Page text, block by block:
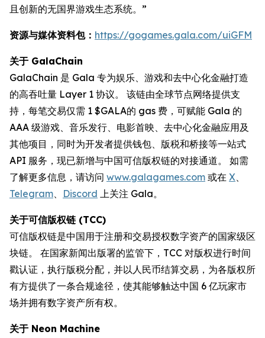
且创新的无国界游戏生态系统。”
资源与媒体资料包： https://gogames.gala.com/uiGFM
关于 GalaChain
GalaChain 是 Gala 专为娱乐、游戏和去中心化金融打造
的高吞吐量 Layer 1 协议。 该链由全球节点网络提供支
持，每笔交易仅需 1 $GALA的 gas 费，可赋能 Gala 的
AAA 级游戏、音乐发行、电影首映、去中心化金融应用及
其他项目，同时为开发者提供钱包、版税和桥接等一站式
API 服务，现已新增与中国可信版权链的对接通道。 如需
了解更多信息，请访问 www.galagames.com 或在 X
Telegram
Discord 上关注 Gala。
关于可信版权链 (TCC)
可信版权链是中国用于注册和交易授权数字资产的国家级区
块链。 在国家新闻出版署的监管下，TCC 对版权进行时间
戳认证，执行版税分配，并以人民币结算交易，为各版权所
有方提供了一条合规途径，使其能够触达中国 6 亿玩家市
场并拥有数字资产所有权。
关于 Neon Machine